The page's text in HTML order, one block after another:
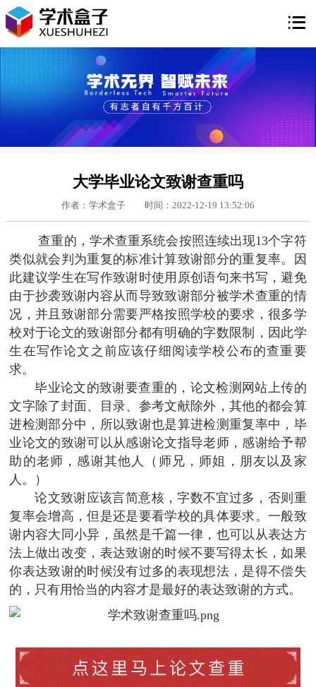

大学毕业论文致谢查重吗
作者：学术盒子 时间：2022-12-19 13:52:06
查重的，学术查重系统会按照连续出现13个字符
类似就会判为重复的标准计算致谢部分的重复率。因
此建议学生在写作致谢时使用原创语句来书写，避免
由于抄袭致谢内容从而导致致谢部分被学术查重的情
况，并且致谢部分需要严格按照学校的要求，很多学
校对于论文的致谢部分都有明确的字数限制，因此学
生在写作论文之前应该仔细阅读学校公布的查重要
求。
毕业论文的致谢要查重的，论文检测网站上传的
文字除了封面、目录、参考文献除外，其他的都会算
进检测部分中，所以致谢也是算进检测重复率中，毕
业论文的致谢可以从感谢论文指导老师，感谢给予帮
助的老师，感谢其他人（师兄，师姐，朋友以及家
人。）
论文致谢应该言简意核，字数不宜过多，否则重
复率会增高，但是还是要看学校的具体要求。一般致
谢内容大同小异，虽然是千篇一律，也可以从表达方
法上做出改变，表达致谢的时候不要写得太长，如果
你表达致谢的时候没有过多的表现想法，是得不偿失
的，只有用恰当的内容才是最好的表达致谢的方式。